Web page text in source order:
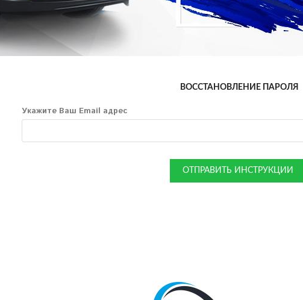
ВОССТАНОВЛЕНИЕ ПАРОЛЯ
Укажите Ваш Email адрес
ОТПРАВИТЬ ИНСТРУКЦИИ